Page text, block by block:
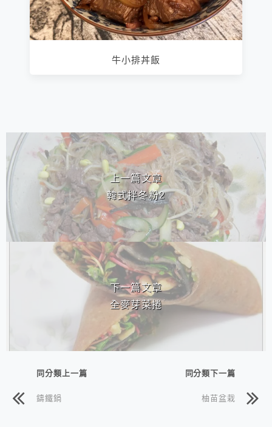
牛小排丼飯
相連文章
上一篇文章
韓式拌冬粉2
下一篇文章
全麥芽菜捲
同分類上一篇
鑄鐵鍋
同分類下一篇
柚苗盆栽